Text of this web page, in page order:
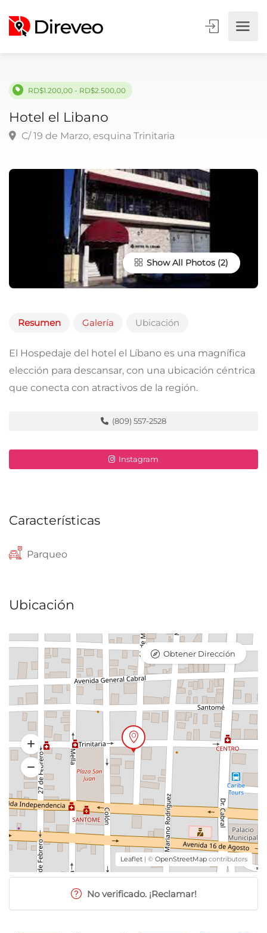
RD$1.200,00 - RD$2.500,00
Hotel el Libano
Show All Photos
Resumen Galería Ubicación
El Hospedaje del hotel el Líbano es una magnífica
elección para descansar, con una ubicación céntrica
que conecta con atractivos de la región.
(809) 557-2528
Instagram
Características
Parqueo
Ubicación
Leaflet | © OpenStreetMap contributors
Obtener Dirección
No verificado. ¡Reclamar!